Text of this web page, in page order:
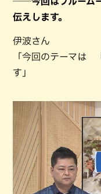
伝えします。
伊波さん
「今回のテーマは
す」